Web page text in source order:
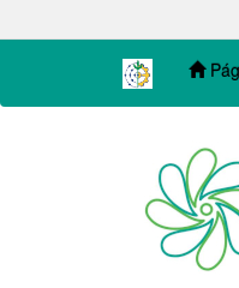
navigation